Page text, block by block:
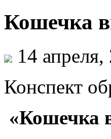
Кошечка
14 апреля,
Конспект
«Кошечка